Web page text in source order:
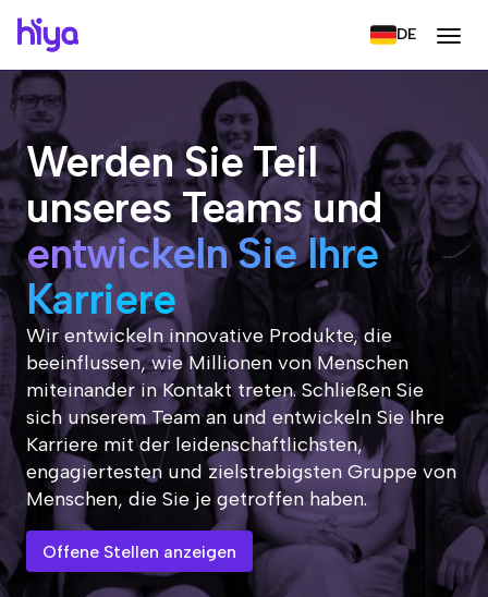
DE
Werden Sie Teil
unseres Teams und
entwickeln Sie Ihre
Karriere
Wir entwickeln innovative Produkte, die
beeinflussen, wie Millionen von Menschen
miteinander in Kontakt treten. Schließen Sie
sich unserem Team an und entwickeln Sie Ihre
Karriere mit der leidenschaftlichsten,
engagiertesten und zielstrebigsten Gruppe von
Menschen, die Sie je getroffen haben.
Offene Stellen anzeigen